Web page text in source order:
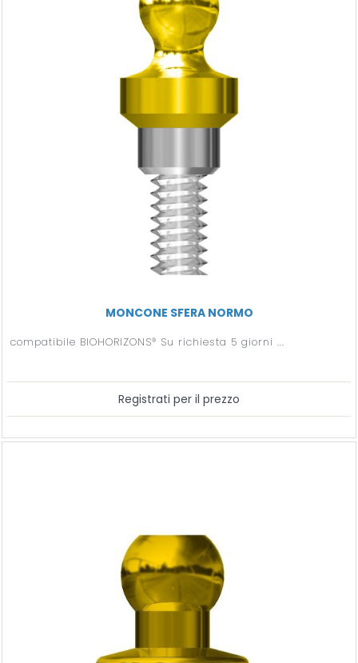
MONCONE SFERA NORMO
compatibile BIOHORIZONS® Su richiesta 5 giorni ...
Registrati per il prezzo